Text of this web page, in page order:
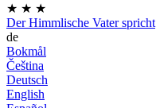
★ ★ ★
Der Himmlische Vater spricht
de
Bokmål
Čeština
Deutsch
English